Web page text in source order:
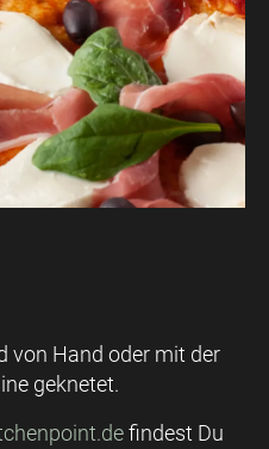
von Hand oder mit der
geknetet.
findest Du